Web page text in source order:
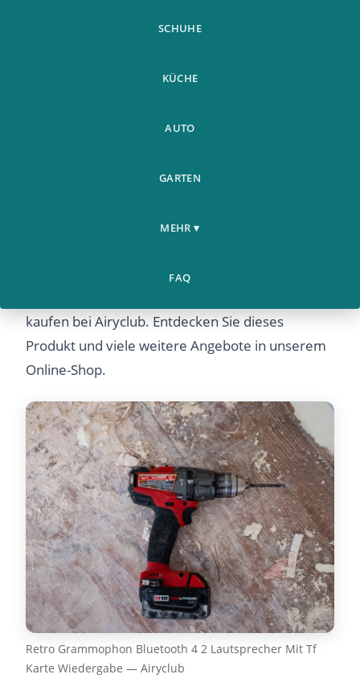
SCHUHE
KÜCHE
AUTO
GARTEN
MEHR ▾
FAQ
Retro Grammophon Bluetooth 4 2 Lautsprecher
kaufen bei Airyclub. Entdecken Sie dieses
Produkt und viele weitere Angebote in unserem
Online-Shop.
Retro Grammophon Bluetooth 4 2 Lautsprecher Mit Tf
Karte Wiedergabe — Airyclub